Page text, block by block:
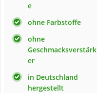
e
ohne Farbstoffe
ohne
Geschmacksverstärk
er
in Deutschland
hergestellt